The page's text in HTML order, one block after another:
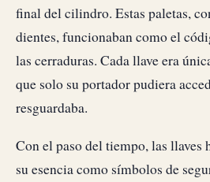
final del cilindro. Estas paletas,
dientes, funcionaban como el
las cerraduras. Cada llave era
que solo su portador pudiera
resguardaba.
Con el paso del tiempo, las llaves
su esencia como símbolos de